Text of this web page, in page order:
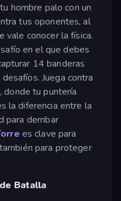
hombre palo con un
tus oponentes, al
vale conocer la física.
en el que debes
14 banderas
Juega contra
, donde tu puntería
la diferencia entre la
para derribar
es clave para
para proteger
Batalla